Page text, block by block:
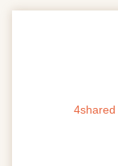
4shared